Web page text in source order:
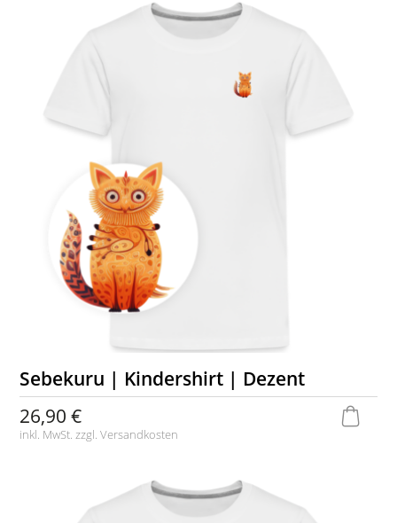
Sebekuru | Kindershirt | Dezent
26,90 €
inkl. MwSt. zzgl.Versandkosten